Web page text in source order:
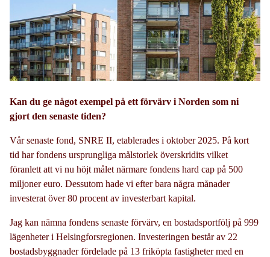
Kan du ge något exempel på ett förvärv i Norden som ni
gjort den senaste tiden?
Vår senaste fond, SNRE II, etablerades i oktober 2025. På kort
tid har fondens ursprungliga målstorlek överskridits vilket
föranlett att vi nu höjt målet närmare fondens hard cap på 500
miljoner euro. Dessutom hade vi efter bara några månader
investerat över 80 procent av investerbart kapital.
Jag kan nämna fondens senaste förvärv, en bostadsportfölj på 999
lägenheter i Helsingforsregionen. Investeringen består av 22
bostadsbyggnader fördelade på 13 friköpta fastigheter med en